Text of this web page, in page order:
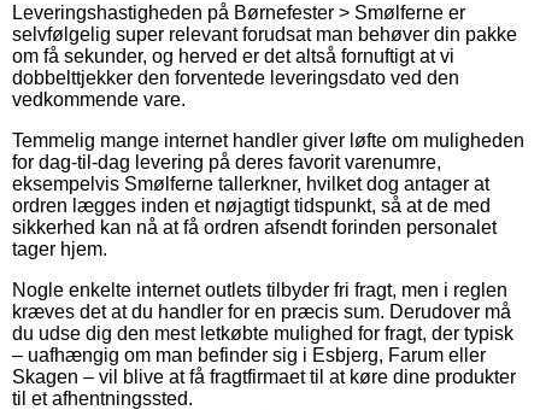
Leveringshastigheden på Børnefester > Smølferne er
selvfølgelig super relevant forudsat man behøver din pakke
om få sekunder, og herved er det altså fornuftigt at vi
dobbelttjekker den forventede leveringsdato ved den
vedkommende vare.
Temmelig mange internet handler giver løfte om muligheden
for dag-til-dag levering på deres favorit varenumre,
eksempelvis Smølferne tallerkner, hvilket dog antager at
ordren lægges inden et nøjagtigt tidspunkt, så at de med
sikkerhed kan nå at få ordren afsendt forinden personalet
tager hjem.
Nogle enkelte internet outlets tilbyder fri fragt, men i reglen
kræves det at du handler for en præcis sum. Derudover må
du udse dig den mest letkøbte mulighed for fragt, der typisk
– uafhængig om man befinder sig i Esbjerg, Farum eller
Skagen – vil blive at få fragtfirmaet til at køre dine produkter
til et afhentningssted.